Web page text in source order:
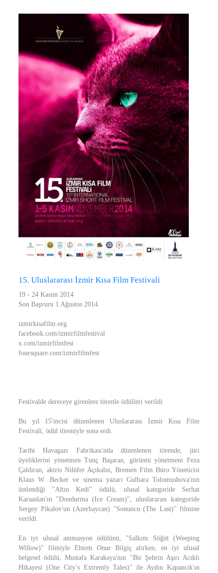
15. Uluslararası İzmir Kısa Film Festivali
19 - 24 Kasım 2014
Son Başvuru 1 Ağustos 2014
izmirkisafilm.org
facebook.com/izmirfilmfestival
x.com/izmirfilmfest
foursquare.com/izmirfilmfest
Festivalde dereceye girenlere törenle ödülleri verildi
Bu yıl 15'incisi düzenlenen Uluslararası İzmir Kısa Film
Festivali, ödül töreniyle sona erdi.
Tarihi Havagazı Fabrikası'nda düzenlenen törende, jüri
üyeliklerini yönetmen Tunç Başaran, görüntü yönetmeni Feza
Çaldıran, aktris Nilüfer Açıkalın, Bremen Film Büro Yöneticisi
Klaus W. Becker ve sinema yazarı Gulbara Tolomushova'nın
üstlendiği "Altın Kedi" ödülü, ulusal kategoride Serhat
Karaaslan'ın "Dondurma (Ice Cream)", uluslararası kategoride
Sergey Pikalov'un (Azerbaycan) "Sonuncu (The Last)" filmine
verildi.
En iyi ulusal animasyon ödülünü, "Salkım Söğüt (Weeping
Willow)" filmiyle Ehtem Onur Bilgiç alırken, en iyi ulusal
belgesel ödülü, Mustafa Karakaya'nın "Bir Şehrin Aşırı Acıklı
Hikayesi (One City’s Extremly Tales)" ile Aydın Kapancık'ın